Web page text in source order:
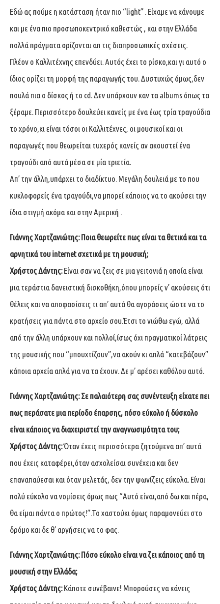
Εδώ ας πούμε η κατάσταση ήταν πιο “light” . Είχαμε να κάνουμε
και με ένα πιο προσωποκεντρικό καθεστώς , και στην Ελλάδα
πολλά πράγματα ορίζονται απ τις διαπροσωπικές σχέσεις.
Πλέον ο Καλλιτέχνης επενδύει. Αυτός έχει το ρίσκο,και γι αυτό ο
ίδιος ορίζει τη μορφή της παραγωγής του. Δυστυχώς όμως,δεν
πουλά πια ο δίσκος ή το cd. Δεν υπάρχουν καν τα albums όπως τα
ξέραμε. Περισσότερο δουλεύει κανείς με ένα έως τρία τραγούδια
το χρόνο,κι είναι τόσοι οι Καλλιτέχνες, οι μουσικοί και οι
παραγωγές που θεωρείται τυχερός κανείς αν ακουστεί ένα
τραγούδι από αυτά μέσα σε μία τριετία.
Απ’ την άλλη,υπάρχει το διαδίκτυο. Μεγάλη δουλειά με το που
κυκλοφορείς ένα τραγούδι,να μπορεί κάποιος να το ακούσει την
ίδια στιγμή ακόμα και στην Αμερική .
Γιάννης Χαρτζανιώτης: Ποια θεωρείτε πως είναι τα θετικά και τα
αρνητικά του internet σχετικά με τη μουσική;
Χρήστος Δάντης:Είναι σαν να ζεις σε μια γειτονιά η οποία είναι
μια τεράστια δανειστική δισκοθήκη,όπου μπορείς ν’ ακούσεις ότι
θέλεις και να αποφασίσεις τι απ’ αυτά θα αγοράσεις ώστε να το
κρατήσεις για πάντα στο αρχείο σου.Έτσι το νιώθω εγώ, αλλά
από την άλλη υπάρχουν και πολλοί,ίσως όχι πραγματικοί λάτρεις
της μουσικής που “μπουχτίζουν”,να ακούν κι απλά “κατεβάζουν”
κάποια αρχεία απλά για να τα έχουν. Δε μ’ αρέσει καθόλου αυτό.
Γιάννης Χαρτζανιώτης: Σε παλαιότερη σας συνέντευξη είχατε πει
πως περάσατε μια περίοδο έπαρσης, πόσο εύκολο ή δύσκολο
είναι κάποιος να διαχειριστεί την αναγνωσιμότητα του;
Χρήστος Δάντης:Όταν έχεις περισσότερα ζητούμενα απ’ αυτά
που έχεις καταφέρει,όταν ασχολείσαι συνέχεια και δεν
επαναπαύεσαι και όταν μελετάς, δεν την ψωνίζεις εύκολα. Είναι
πολύ εύκολο να νομίσεις όμως πως “Αυτό είναι,από δω και πέρα,
θα είμαι πάντα ο πρώτος!”.Το χαστούκι όμως παραμονεύει στο
δρόμο και δε θ’ αργήσεις να το φας.
Γιάννης Χαρτζανιώτης: Πόσο εύκολο είναι να ζει κάποιος από τη
μουσική στην Ελλάδα;
Χρήστος Δάντης:Κάποτε συνέβαινε! Μπορούσες να κάνεις